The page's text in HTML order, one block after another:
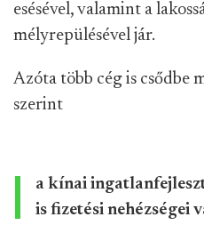
esésével, valamint a
mélyrepülésével jár.
Azóta több cég is csődbe
szerint
a kínai
is fizetési nehézségei